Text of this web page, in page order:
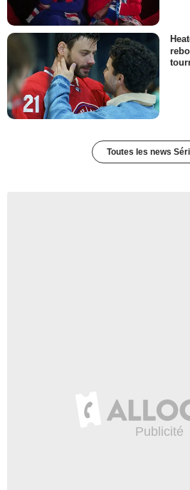
Toutes les news